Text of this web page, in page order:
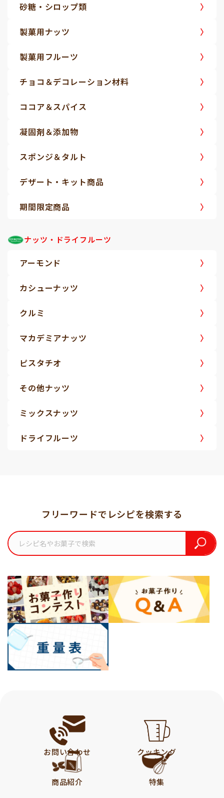
砂糖・シロップ類
製菓用ナッツ
製菓用フルーツ
チョコ＆デコレーション材料
ココア＆スパイス
凝固剤＆添加物
スポンジ＆タルト
デザート・キット商品
期間限定商品
ナッツ・ドライフルーツ
アーモンド
カシューナッツ
クルミ
マカデミアナッツ
ピスタチオ
その他ナッツ
ミックスナッツ
ドライフルーツ
フリーワードでレシピを検索する
お問い合わせ
クッキング
レシピ
商品紹介
特集